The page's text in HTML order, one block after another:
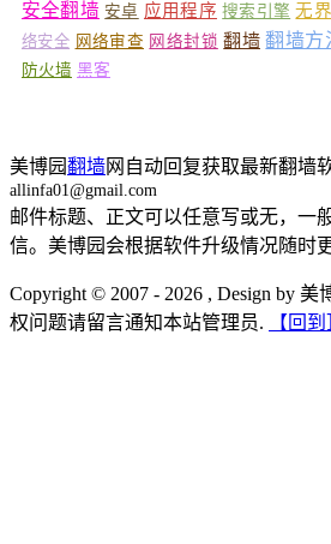
安全翻墙 安卓 应用程序 搜索引擎 无界
络安全 网络审查 网络封锁 翻墙 翻墙方
防火墙 黑客
美博园翻墙网自动回复获取最新翻墙
allinfa01@gmail.com
邮件标题、正文可以任意写或无，一
信。美博园会根据软件升级情况随时
Copyright © 2007 - 2026 , Design by
权问题请留言通知本站管理员.
【回到